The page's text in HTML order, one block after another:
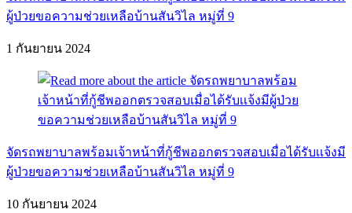
ผู้ป่วยขอความช่วยเหลือบ้านสันวิไล หมู่ที่ 9
1 กันยายน 2024
จัดรถพยาบาลพร้อมเจ้าหน้าที่กู้ชีพออกตรวจสอบเมื่อได้รับเเจ้งมี
ผู้ป่วยขอความช่วยเหลือบ้านสันวิไล หมู่ที่ 9
10 กันยายน 2024